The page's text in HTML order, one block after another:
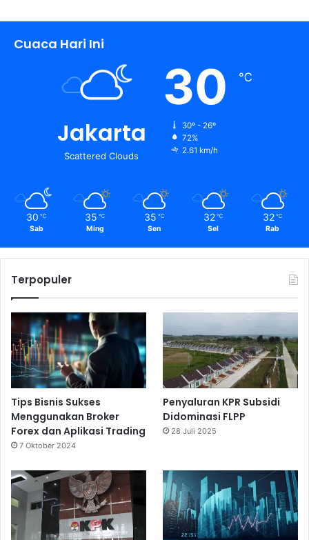
Cuaca Hari Ini
Jakarta
Scattered Clouds
30 ℃
30º - 26º
72%
2.61 km/h
30 ℃
Sab
35 ℃
Ming
35 ℃
Sen
32 ℃
Sel
32 ℃
Rab
Terpopuler
Tips Bisnis Sukses
Menggunakan Broker
Forex dan Aplikasi Trading
7 Oktober 2024
Penyaluran KPR Subsidi
Didominasi FLPP
28 Juli 2025